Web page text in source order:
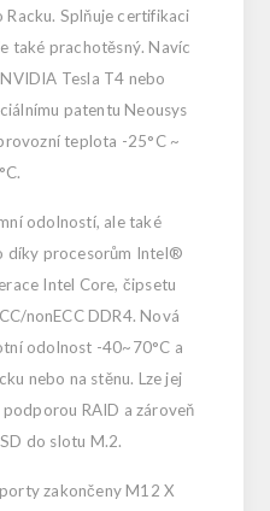
Splňuje certifikaci
také prachotěsný. Navíc
Tesla T4 nebo
patentu Neousys
teplota -25°C ~
odolností, ale také
díky procesorům Intel®
Intel Core, čipsetu
nonECC DDR4. Nová
odolnost -40~70°C a
nebo na stěnu. Lze jej
RAID a zároveň
do slotu M.2.
zakončeny M12 X